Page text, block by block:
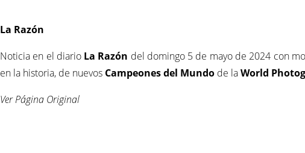
La Razón
Noticia en el diario La Razón del domingo 5 de mayo de 2024 con
en la historia, de nuevos Campeones del Mundo de laWorld
Ver Página Original